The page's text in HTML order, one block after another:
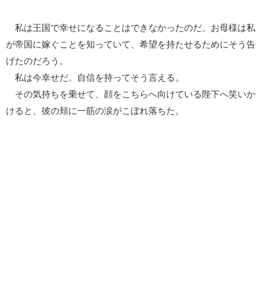
私は王国で幸せになることはできなかったのだ。お母様は私
が帝国に嫁ぐことを知っていて、希望を持たせるためにそう告
げたのだろう。
私は今幸せだ。自信を持ってそう言える。
その気持ちを乗せて、顔をこちらへ向けている陛下へ笑いか
けると、彼の頬に一筋の涙がこぼれ落ちた。